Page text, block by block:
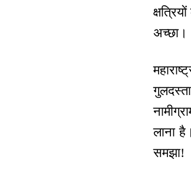
अच्छा।
लाना
समझा!